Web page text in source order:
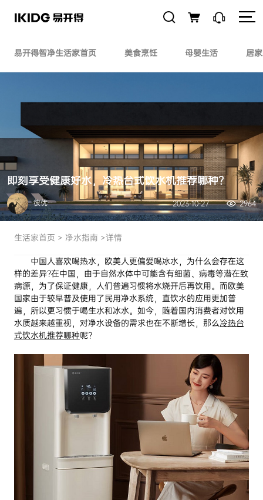
易开得智净生活家首页 美食烹饪 母婴生活 居
即刻享受健康好水，冷热台式饮水机推荐哪种？
彼优 2023-10-27 2964
生活家首页 > 净水指南 >详情
中国人喜欢喝热水，欧美人更偏爱喝冰水，为什么会存在这
样的差异?在中国，由于自然水体中可能含有细菌、病毒等潜在致
病源，为了保证健康，人们普遍习惯将水烧开后再饮用。而欧美
国家由于较早普及使用了民用净水系统，直饮水的应用更加普
遍，所以更习惯于喝生水和冰水。如今，随着国内消费者对饮用
水质越来越重视，对净水设备的需求也在不断增长，那么冷热台
式饮水机推荐哪种呢?